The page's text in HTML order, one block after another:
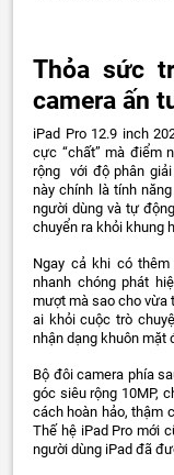
Thỏa sức
camera ấn
iPad Pro 12.9 inch
cực “chất” mà điểm
rộng với độ phân
này chính là tính
người dùng và tự
chuyển ra khỏi khung
Ngay cả khi có
nhanh chóng phát
mượt mà sao cho vừa
ai khỏi cuộc trò
nhận dạng khuôn mặt
Bộ đôi camera phía
góc siêu rộng 10MP,
cách hoàn hảo, thậm
Thế hệ iPad Pro mới
người dùng iPad đã